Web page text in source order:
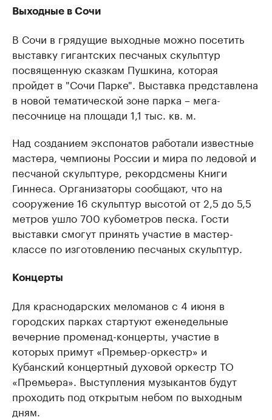
Выходные в Сочи
В Сочи в грядущие выходные можно посетить
выставку гигантских песчаных скульптур
посвященную сказкам Пушкина, которая
пройдет в "Сочи Парке". Выставка представлена
в новой тематической зоне парка – мега-
песочнице на площади 1,1 тыс. кв. м.
Над созданием экспонатов работали известные
мастера, чемпионы России и мира по ледовой и
песчаной скульптуре, рекордсмены Книги
Гиннеса. Организаторы сообщают, что на
сооружение 16 скульптур высотой от 2,5 до 5,5
метров ушло 700 кубометров песка. Гости
выставки смогут принять участие в мастер-
классе по изготовлению песчаных скульптур.
Концерты
Для краснодарских меломанов с 4 июня в
городских парках стартуют еженедельные
вечерние променад-концерты, участие в
которых примут «Премьер-оркестр» и
Кубанский концертный духовой оркестр ТО
«Премьера». Выступления музыкантов будут
проходить под открытым небом по выходным
дням.